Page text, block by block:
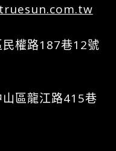
權路187巷12號
區龍江路415巷